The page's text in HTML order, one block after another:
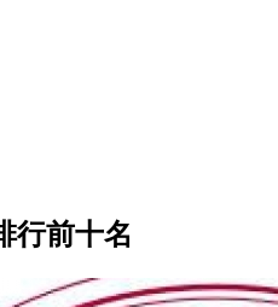
行前十名